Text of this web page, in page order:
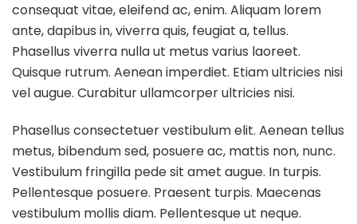
consequat vitae, eleifend ac, enim. Aliquam lorem
ante, dapibus in, viverra quis, feugiat a, tellus.
Phasellus viverra nulla ut metus varius laoreet.
Quisque rutrum. Aenean imperdiet. Etiam ultricies nisi
vel augue. Curabitur ullamcorper ultricies nisi.
Phasellus consectetuer vestibulum elit. Aenean tellus
metus, bibendum sed, posuere ac, mattis non, nunc.
Vestibulum fringilla pede sit amet augue. In turpis.
Pellentesque posuere. Praesent turpis. Maecenas
vestibulum mollis diam. Pellentesque ut neque.